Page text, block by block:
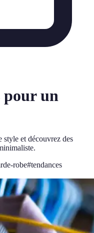
pour un
style et découvrez des
robe#tendances